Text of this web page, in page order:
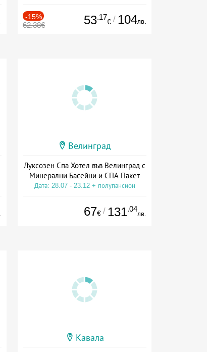
-15%
62.38€ 53.17
€ / 104лв.
Велинград
Луксозен Спа Хотел във Велинград с
Минерални Басейни и СПА Пакет
Дата: 28.07 - 23.12 + полупансион
67€ / 131.04
лв.
Кавала